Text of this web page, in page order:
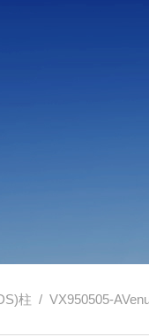
柱 / VX950505-